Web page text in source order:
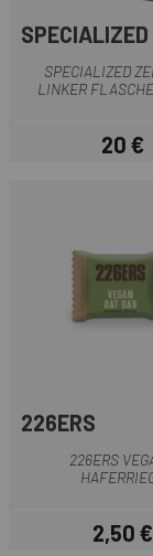
SPECIALIZED
SPECIALIZED
LINKER
Preis
20 €
226ERS
226ERS
Preis
2,50 €